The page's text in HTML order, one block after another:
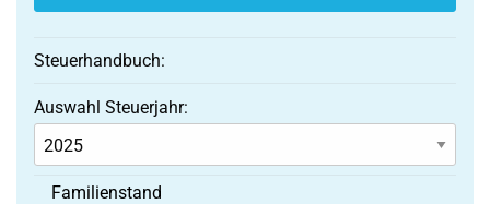
Steuerhandbuch:
Auswahl Steuerjahr:
Familienstand